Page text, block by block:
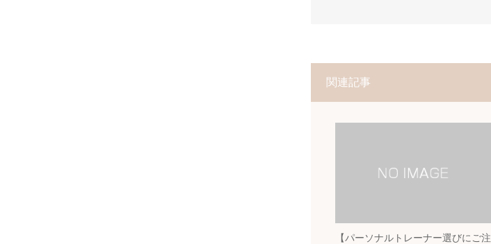
関連記事
【パーソナルトレーナー選びにご注